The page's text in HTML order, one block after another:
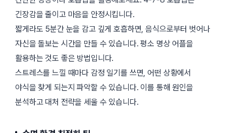
긴장감을 줄이고 마음을 안정시킵니다.
짧게라도 5분간 눈을 감고 깊게 호흡하면, 음식으로부터 벗어나
자신을 돌보는 시간을 만들 수 있습니다. 평소 명상 어플을
활용하는 것도 좋은 방법입니다.
스트레스를 느낄 때마다 감정 일기를 쓰면, 어떤 상황에서
야식을 찾게 되는지 파악할 수 있습니다. 이를 통해 원인을
분석하고 대처 전략을 세울 수 있습니다.